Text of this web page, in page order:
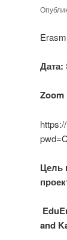
Дата:
Zoom
Цель
and